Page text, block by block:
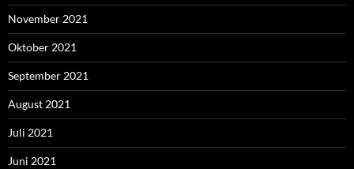
November 2021
Oktober 2021
September 2021
August 2021
Juli 2021
Juni 2021